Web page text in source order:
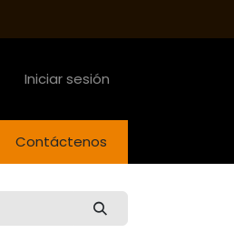
Iniciar sesión
Contáctenos